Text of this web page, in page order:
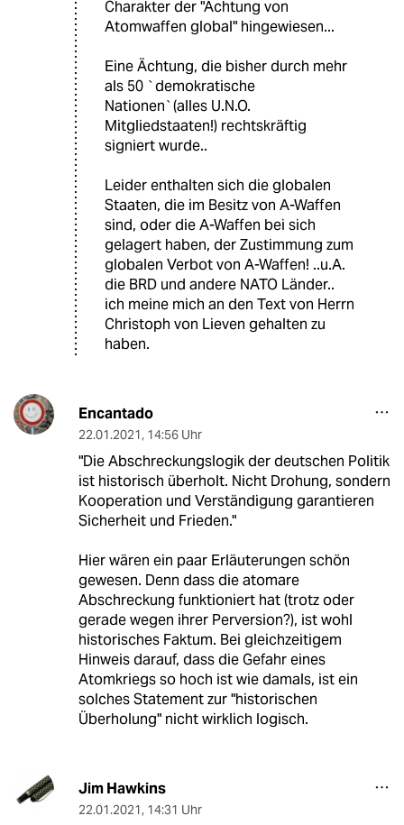
Charakter der "Ächtung von
Atomwaffen global" hingewiesen...
Eine Ächtung, die bisher durch mehr
als 50 `demokratische
Nationen`(alles U.N.O.
Mitgliedstaaten!) rechtskräftig
signiert wurde..
Leider enthalten sich die globalen
Staaten, die im Besitz von A-Waffen
sind, oder die A-Waffen bei sich
gelagert haben, der Zustimmung zum
globalen Verbot von A-Waffen! ..u.A.
die BRD und andere NATO Länder..
ich meine mich an den Text von Herrn
Christoph von Lieven gehalten zu
haben.
Encantado
22.01.2021, 14:56 Uhr
"Die Abschreckungslogik der deutschen Politik
ist historisch überholt. Nicht Drohung, sondern
Kooperation und Verständigung garantieren
Sicherheit und Frieden."
Hier wären ein paar Erläuterungen schön
gewesen. Denn dass die atomare
Abschreckung funktioniert hat (trotz oder
gerade wegen ihrer Perversion?), ist wohl
historisches Faktum. Bei gleichzeitigem
Hinweis darauf, dass die Gefahr eines
Atomkriegs so hoch ist wie damals, ist ein
solches Statement zur "historischen
Überholung" nicht wirklich logisch.
Jim Hawkins
22.01.2021, 14:31 Uhr